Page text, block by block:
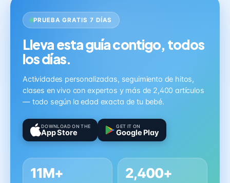
PRUEBA GRATIS 7 DÍAS
Lleva esta guía contigo, todos
los días.
Actividades personalizadas, seguimiento de hitos,
clases en vivo con expertos y más de 2,400 artículos
— todo según la edad exacta de tu bebé.
DOWNLOAD ON THE
App Store
GET IT ON
Google Play
11M+ 2,400+